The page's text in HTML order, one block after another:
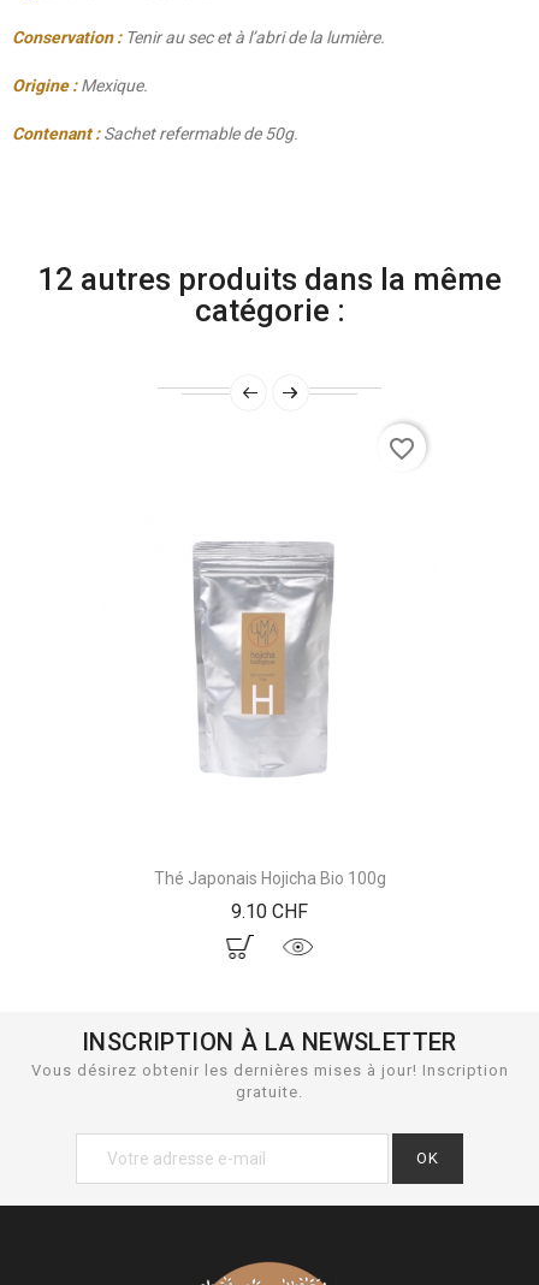
Conservation :Tenir au sec et à l’abri de la lumière.
Origine :Mexique.
Contenant :Sachet refermable de 50g.
12 autres produits dans la même
catégorie :
Thé Japonais Hojicha Bio 100g
9.10 CHFPrix
favorite_border
INSCRIPTION À LA NEWSLETTER
Vous désirez obtenir les dernières mises à jour! Inscription
gratuite.